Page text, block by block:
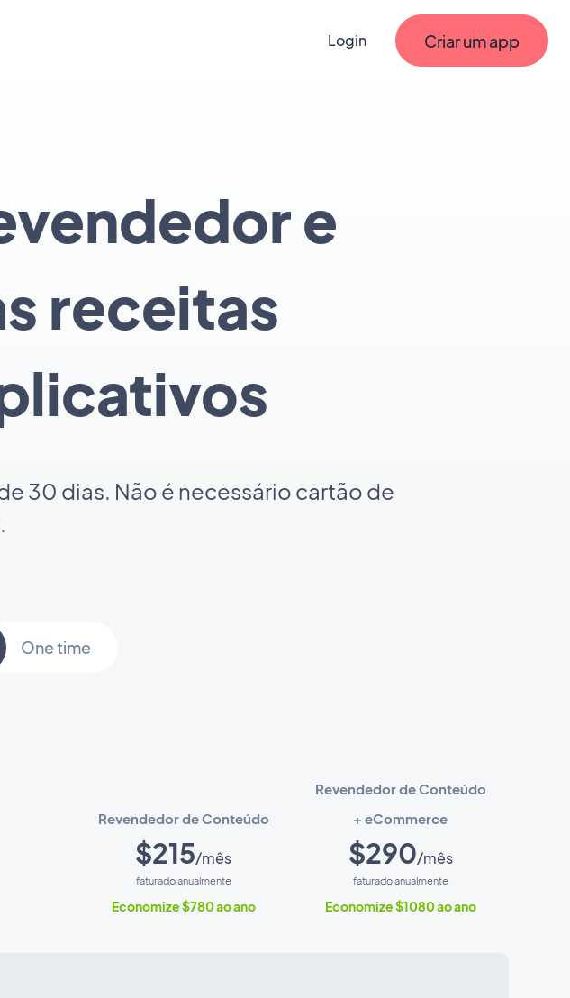
Login Criar um app
e
receitas
30 dias. Não é necessário cartão de
One time
Revendedor de Conteúdo
$215/mês
faturado anualmente
Economize $780 ao ano
Revendedor de Conteúdo
+ eCommerce
$290/mês
faturado anualmente
Economize $1080 ao ano